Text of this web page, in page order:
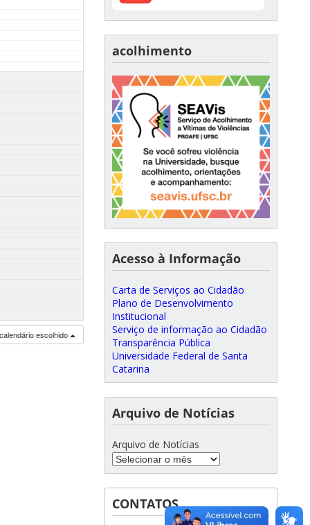
escolhido
acolhimento
Acesso à Informação
Carta de Serviços ao Cidadão
Plano de Desenvolvimento
Institucional
Serviço de informação ao Cidadão
Transparência Pública
Universidade Federal de Santa
Catarina
Arquivo de Notícias
Arquivo de Notícias
CONTATOS